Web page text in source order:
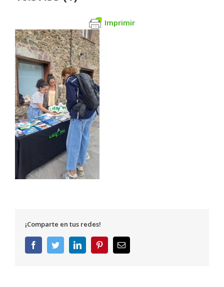
Imprimir
¡Comparte en tus redes!
FacebookTwitterLinkedInPinterestCorreo
electrónico